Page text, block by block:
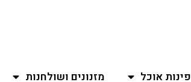
פינות אוכל מזנונים ושולחנות